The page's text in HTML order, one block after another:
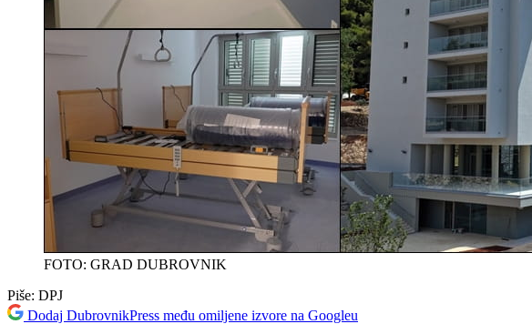
FOTO: GRAD DUBROVNIK
Piše: DPJ
Dodaj DubrovnikPress među omiljene izvore na Googleu